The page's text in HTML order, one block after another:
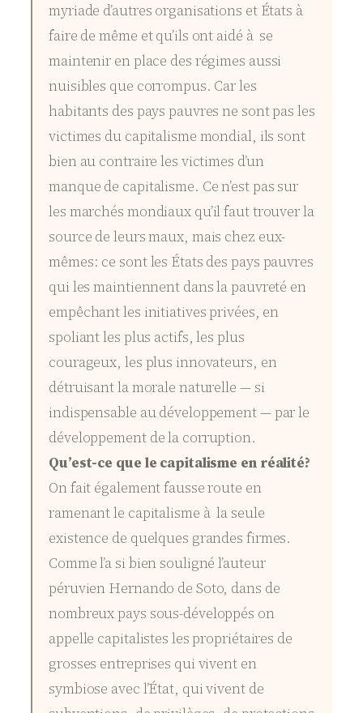
myriade d’autres organisations et États à
faire de même et qu’ils ont aidé à se
maintenir en place des régimes aussi
nuisibles que corrompus. Car les
habitants des pays pauvres ne sont pas les
victimes du capitalisme mondial, ils sont
bien au contraire les victimes d’un
manque de capitalisme. Ce n’est pas sur
les marchés mondiaux qu’il faut trouver la
source de leurs maux, mais chez eux-
mêmes: ce sont les États des pays pauvres
qui les maintiennent dans la pauvreté en
empêchant les initiatives privées, en
spoliant les plus actifs, les plus
courageux, les plus innovateurs, en
détruisant la morale naturelle — si
indispensable au développement — par le
développement de la corruption.
Qu’est-ce que le capitalisme en réalité?
On fait également fausse route en
ramenant le capitalisme à la seule
existence de quelques grandes firmes.
Comme l’a si bien souligné l’auteur
péruvien Hernando de Soto, dans de
nombreux pays sous-développés on
appelle capitalistes les propriétaires de
grosses entreprises qui vivent en
symbiose avec l’État, qui vivent de